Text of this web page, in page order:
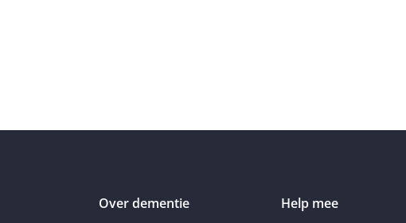
Over dementie
Help mee